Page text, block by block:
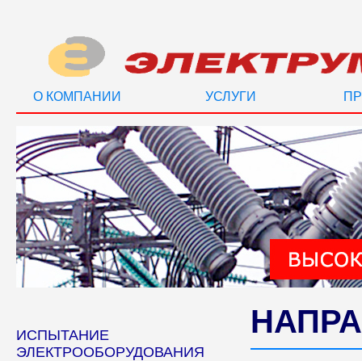
О КОМПАНИИ УСЛУГИ
ИСПЫТАНИЕ
ЭЛЕКТРООБОРУДОВАНИЯ